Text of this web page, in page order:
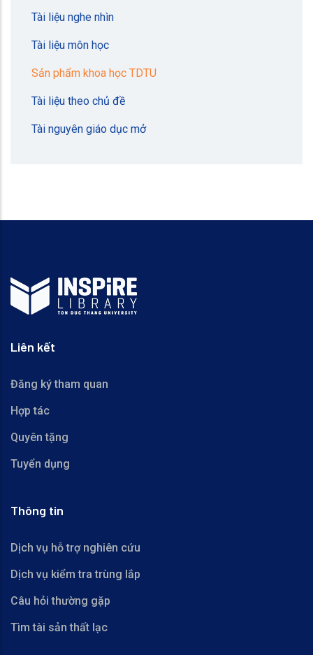
Tài liệu nghe nhìn
Tài liệu môn học
Sản phẩm khoa học TDTU
Tài liệu theo chủ đề
Tài nguyên giáo dục mở
Liên kết
Đăng ký tham quan
Hợp tác
Quyên tặng
Tuyển dụng
Thông tin
Dịch vụ hỗ trợ nghiên cứu
Dịch vụ kiểm tra trùng lắp
Câu hỏi thường gặp
Tìm tài sản thất lạc